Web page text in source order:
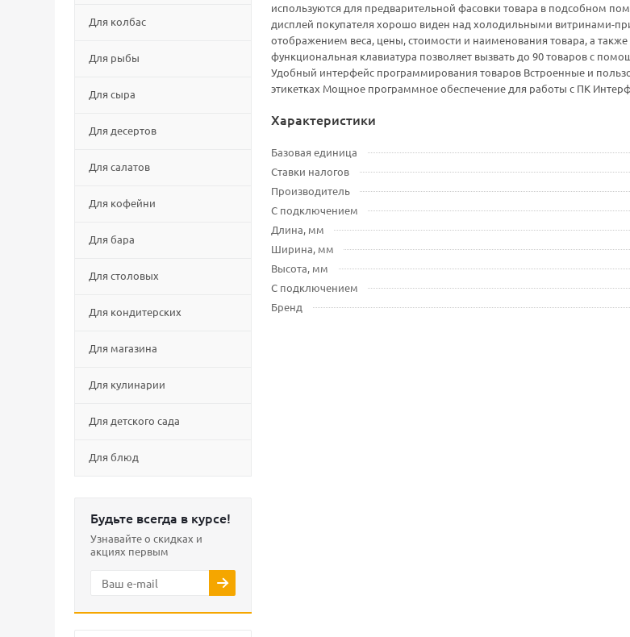
Для колбас
Для рыбы
Для сыра
Для десертов
Для салатов
Для кофейни
Для бара
Для столовых
Для кондитерских
Для магазина
Для кулинарии
Для детского сада
Для блюд
Будьте всегда в курсе!
Узнавайте о скидках и
акциях первым
используются для предварительной фасовки товара в подсобном
дисплей покупателя хорошо виден над холодильными витринами-
отображением веса, цены, стоимости и наименования товара, а
функциональная клавиатура позволяет вызвать до 90 товаров с
Удобный интерфейс программирования товаров Встроенные и
этикетках Мощное программное обеспечение для работы с ПК
Характеристики
Базовая единица
Ставки налогов
Производитель
С подключением
Длина, мм
Ширина, мм
Высота, мм
С подключением
Бренд